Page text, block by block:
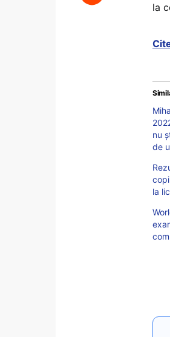
la
nu
de
la